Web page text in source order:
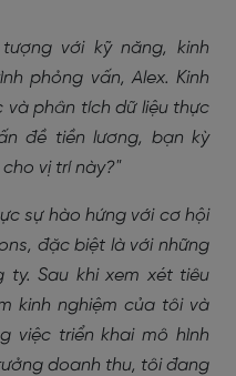
với kỹ năng, kinh
phỏng vấn, Alex. Kinh
và phân tích dữ liệu thực
đề tiền lương, bạn kỳ
vị trí này?"
sự hào hứng với cơ hội
đặc biệt là với những
Sau khi xem xét tiêu
kinh nghiệm của tôi và
việc triển khai mô hình
doanh thu, tôi đang